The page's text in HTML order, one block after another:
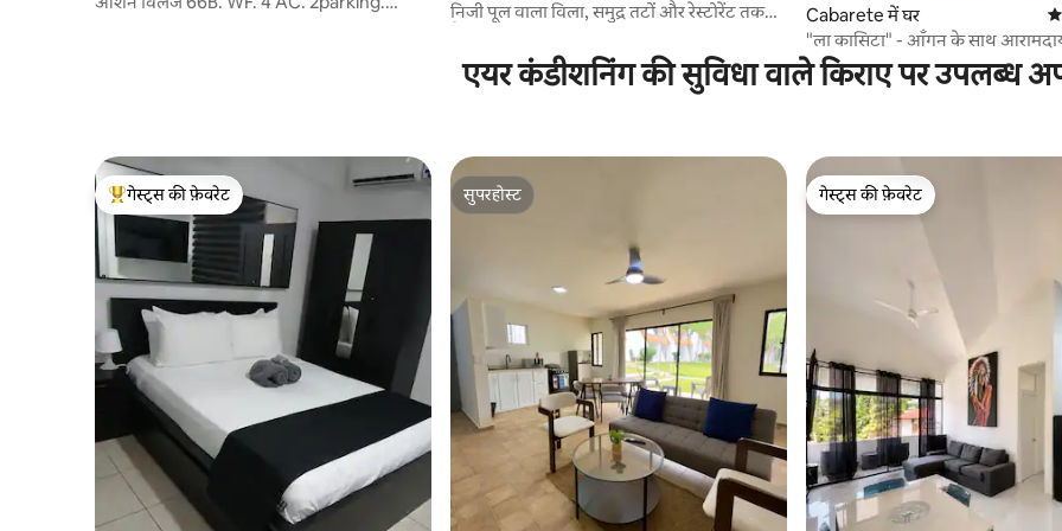
निजी पूल वाला विला, समुद्र तटों और रेस्टोरेंट तक
Cabarete में घर
"ला कासिटा" - आँगन के साथ
का अपार्टमेंट
एयर कंडीशनिंग की सुविधा वाले किराए पर उपलब्ध
गेस्ट्स का टॉप फ़ेवरेट
गेस्ट्स की फ़ेवरेट
सुपरहोस्ट
सुपरहोस्ट
गेस्ट्स की फ़ेवरेट
गेस्ट्स की फ़ेवरेट